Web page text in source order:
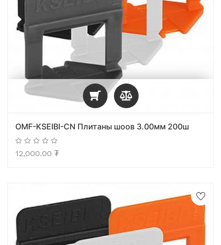
OMF-KSEIBI-CN Плитаны шоов 3.00мм 200ш
12,000.00 ₮